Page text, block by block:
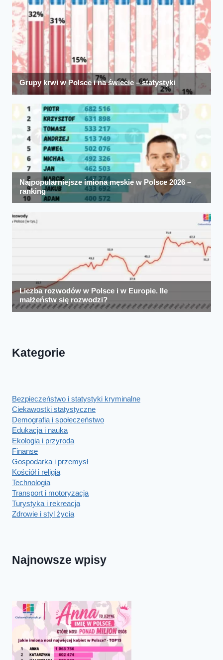
Kategorie
Bezpieczeństwo i statystyki kryminalne
Ciekawostki statystyczne
Demografia i społeczeństwo
Edukacja i nauka
Ekologia i przyroda
Finanse
Gospodarka i przemysł
Kościół i religia
Technologia
Transport i motoryzacja
Turystyka i rekreacja
Zdrowie i styl życia
Najnowsze wpisy